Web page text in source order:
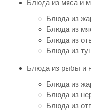
Блюда из мяса и
Блюда из
Блюда из
Блюда из
Блюда из
Блюда из рыбы и
Блюда из
Блюда из
Блюда из